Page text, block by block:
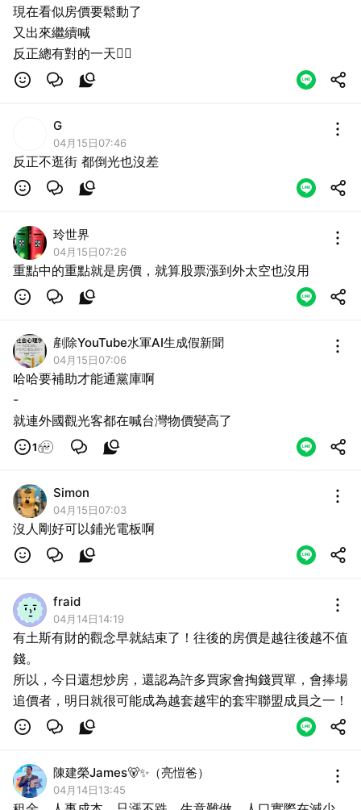
現在看似房價要鬆動了
又出來繼續喊
反正總有對的一天🤷‍♂️
G
04月15日07:46
反正不逛街 都倒光也沒差
玲世界
04月15日07:26
重點中的重點就是房價，就算股票漲到外太空也沒用
剷除YouTube水軍AI生成假新聞
04月15日07:06
哈哈要補助才能通黨庫啊
-
就連外國觀光客都在喊台灣物價變高了
1
Simon
04月15日07:03
沒人剛好可以鋪光電板啊
fraid
04月14日14:19
有土斯有財的觀念早就結束了！往後的房價是越往後越不值
錢。
所以，今日還想炒房，還認為許多買家會掏錢買單，會捧場
追價者，明日就很可能成為越套越牢的套牢聯盟成員之一！
陳建榮James🐻✨（亮愷爸）
04月14日13:45